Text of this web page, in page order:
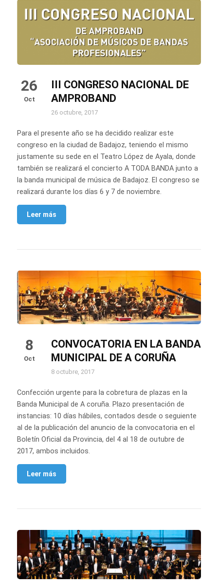
26
Oct
III CONGRESO NACIONAL DE
AMPROBAND
26 octubre, 2017
Para el presente año se ha decidido realizar este
congreso en la ciudad de Badajoz, teniendo el mismo
justamente su sede en el Teatro López de Ayala, donde
también se realizará el concierto A TODA BANDA junto a
la banda municipal de música de Badajoz. El congreso se
realizará durante los días 6 y 7 de noviembre.
Leer más
8
Oct
CONVOCATORIA EN LA BANDA
MUNICIPAL DE A CORUÑA
8 octubre, 2017
Confección urgente para la cobretura de plazas en la
Banda Municipal de A coruña. Plazo presentación de
instancias: 10 días hábiles, contados desde o seguiente
al de la publicación del anuncio de la convocatoria en el
Boletín Oficial da Provincia, del 4 al 18 de outubre de
2017, ambos incluidos.
Leer más